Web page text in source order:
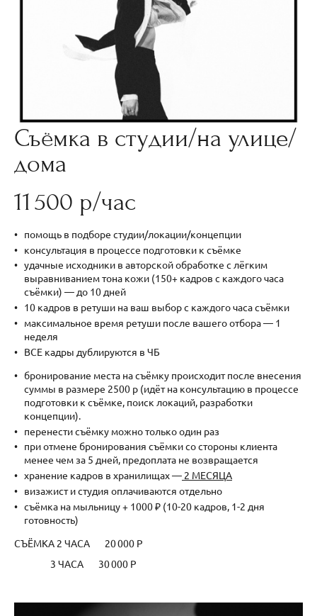
Съёмка в студии/на улице/
дома
11 500 р/час
помощь в подборе студии/локации/концепции
консультация в процессе подготовки к съёмке
удачные исходники в авторской обработке с лёгким
выравниванием тона кожи (150+ кадров с каждого часа
съёмки) — до 10 дней
10 кадров в ретуши на ваш выбор с каждого часа съёмки
максимальное время ретуши после вашего отбора — 1
неделя
ВСЕ кадры дублируются в ЧБ
бронирование места на съёмку происходит после внесения
суммы в размере 2500 р (идёт на консультацию в процессе
подготовки к съёмке, поиск локаций, разработки
концепции).
перенести съёмку можно только один раз
при отмене бронирования съёмки со стороны клиента
менее чем за 5 дней, предоплата не возвращается
хранение кадров в хранилищах — 2 МЕСЯЦА
визажист и студия оплачиваются отдельно
съёмка на мыльницу + 1000 ₽ (10-20 кадров, 1-2 дня
готовность)
СЪЁМКА 2 ЧАСА 20 000 Р
3 ЧАСА 30 000 Р